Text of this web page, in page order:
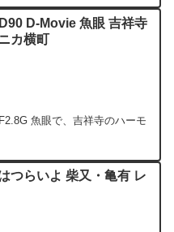
D-Movie 魚眼 吉祥寺
カ横町
魚眼で、吉祥寺のハーモ
つらいよ 柴又・亀有 レ